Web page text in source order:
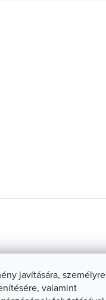
javítására, személyre
valamint